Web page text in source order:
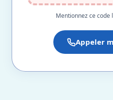
Mentionnez ce code
Appeler